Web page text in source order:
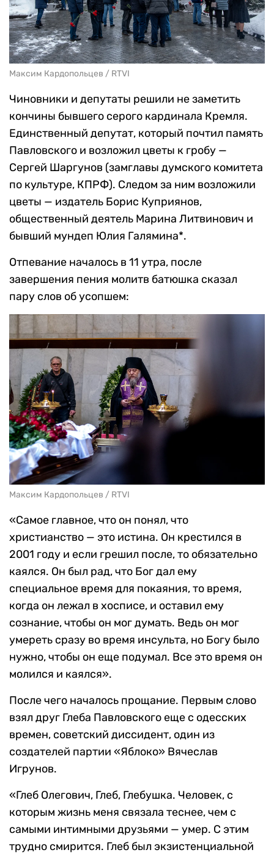
Максим Кардопольцев / RTVI
Чиновники и депутаты решили не заметить
кончины бывшего серого кардинала Кремля.
Единственный депутат, который почтил память
Павловского и возложил цветы к гробу —
Сергей Шаргунов (замглавы думского комитета
по культуре, КПРФ). Следом за ним возложили
цветы — издатель Борис Куприянов,
общественный деятель Марина Литвинович и
бывший мундеп Юлия Галямина*.
Отпевание началось в 11 утра, после
завершения пения молитв батюшка сказал
пару слов об усопшем:
Максим Кардопольцев / RTVI
«Самое главное, что он понял, что
христианство — это истина. Он крестился в
2001 году и если грешил после, то обязательно
каялся. Он был рад, что Бог дал ему
специальное время для покаяния, то время,
когда он лежал в хосписе, и оставил ему
сознание, чтобы он мог думать. Ведь он мог
умереть сразу во время инсульта, но Богу было
нужно, чтобы он еще подумал. Все это время он
молился и каялся».
После чего началось прощание. Первым слово
взял друг Глеба Павловского еще с одесских
времен, советский диссидент, один из
создателей партии «Яблоко» Вячеслав
Игрунов.
«Глеб Олегович, Глеб, Глебушка. Человек, с
которым жизнь меня связала теснее, чем с
самыми интимными друзьями — умер. С этим
трудно смирится. Глеб был экзистенциальной